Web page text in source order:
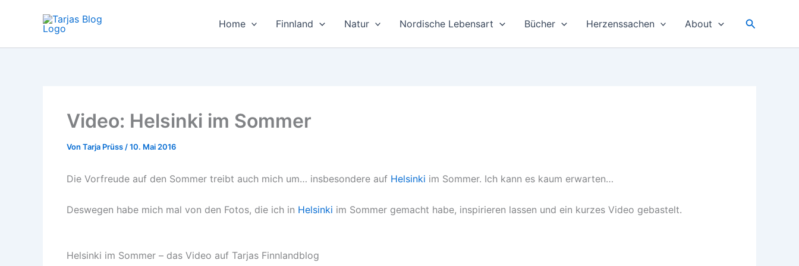
Home Finnland Natur Nordische Lebensart Bücher Herzenssachen About Suchen
Video: Helsinki im Sommer
Von Tarja Prüss /10. Mai 2016
Die Vorfreude auf den Sommer treibt auch mich um… insbesondere auf Helsinki im Sommer. Ich kann es kaum erwarten…
Deswegen habe mich mal von den Fotos, die ich in Helsinki im Sommer gemacht habe, inspirieren lassen und ein kurzes Video gebastelt.
Helsinki im Sommer – das Video auf Tarjas Finnlandblog